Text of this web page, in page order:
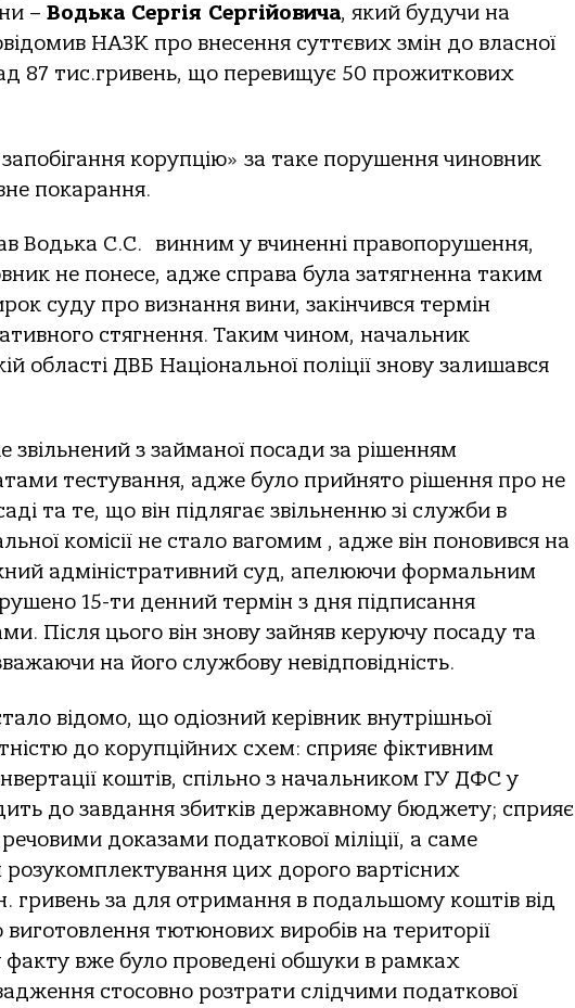
– Водька Сергія Сергійовича, який будучи на
НАЗК про внесення суттєвих змін до власної
87 тис.гривень, що перевищує 50 прожиткових
корупцію» за таке порушення чиновник
покарання.
Водька С.С. винним у вчиненні правопорушення,
не понесе, адже справа була затягненна таким
суду про визнання вини, закінчився термін
стягнення. Таким чином, начальник
області ДВБ Національної поліції знову залишався
звільнений з займаної посади за рішенням
тестування, адже було прийнято рішення про не
та те, що він підлягає звільненню зі служби в
комісії не стало вагомим , адже він поновився на
адміністративний суд, апелюючи формальним
15-ти денний термін з дня підписання
Після цього він знову зайняв керуючу посаду та
на його службову невідповідність.
відомо, що одіозний керівник внутрішньої
до корупційних схем: сприяє фіктивним
коштів, спільно з начальником ГУ ДФС у
до завдання збитків державному бюджету; сприяє
доказами податкової міліції, а саме
цих дорого вартісних
за для отримання в подальшому коштів від
виготовлення тютюнових виробів на території
вже було проведені обшуки в рамках
стосовно розтрати слідчими податкової